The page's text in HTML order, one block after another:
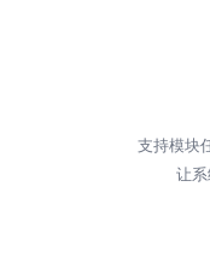
支持模块
让